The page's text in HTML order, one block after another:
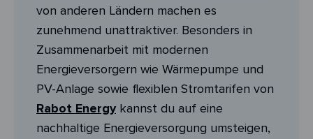
von anderen Ländern machen es
zunehmend unattraktiver. Besonders in
Zusammenarbeit mit modernen
Energieversorgern wie Wärmepumpe und
PV-Anlage sowie flexiblen Stromtarifen von
Rabot Energy kannst du auf eine
nachhaltige Energieversorgung umsteigen,